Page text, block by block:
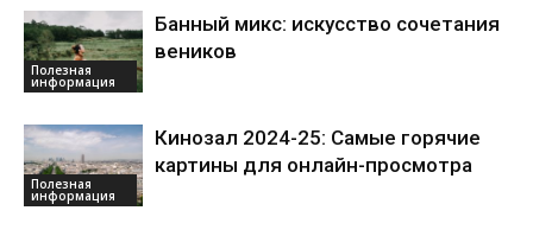
Полезная
информация
Банный микс: искусство сочетания
веников
Полезная
информация
Кинозал 2024-25: Самые горячие
картины для онлайн-просмотра